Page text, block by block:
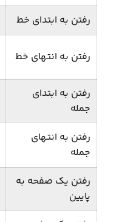
رفتن به ابتدای خط
رفتن به انتهای خط
رفتن به ابتدای
جمله
رفتن به انتهای
جمله
رفتن یک صفحه به
پایین